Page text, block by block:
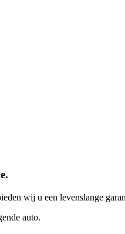
wij u een levenslange
auto.